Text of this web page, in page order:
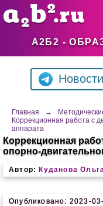
А2Б2 -
Главная →
Коррекционная работа с
аппарата
Коррекционная
опорно-
Автор: Куданова
Опубликовано: 2023-